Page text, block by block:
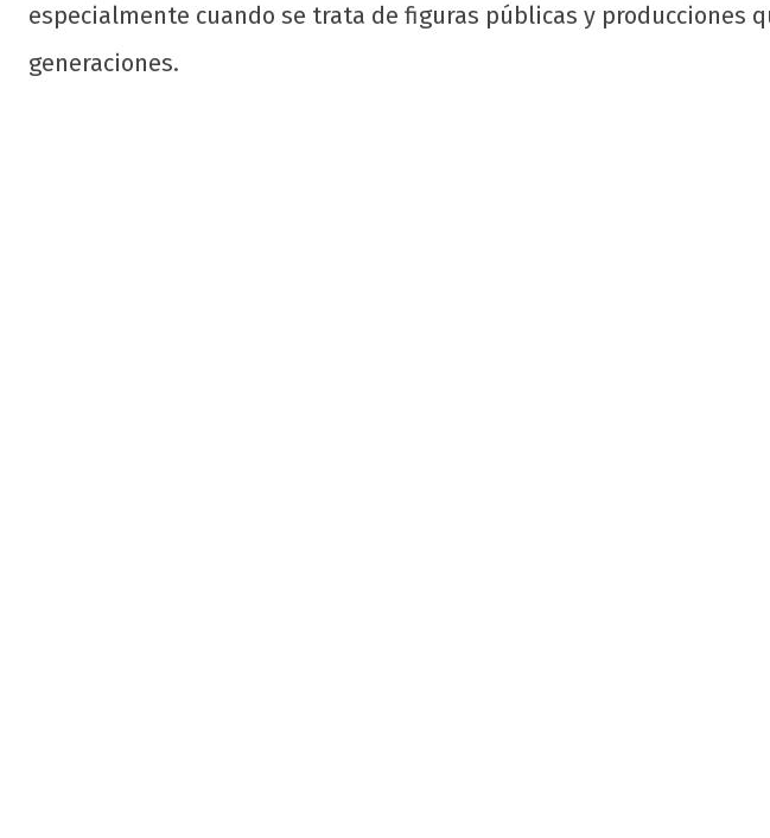
especialmente cuando se trata de figuras públicas y producciones
generaciones.